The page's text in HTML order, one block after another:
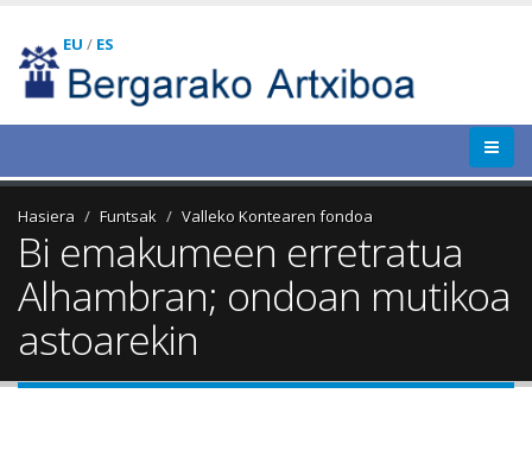
EU / ES
Hasiera Funtsak Valleko Kontearen fondoa
Bi emakumeen erretratua
Alhambran; ondoan mutikoa
astoarekin